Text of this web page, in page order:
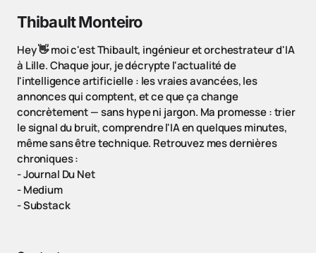
Thibault Monteiro
Hey 👋 moi c'est Thibault, ingénieur et orchestrateur d'IA
à Lille. Chaque jour, je décrypte l'actualité de
l'intelligence artificielle : les vraies avancées, les
annonces qui comptent, et ce que ça change
concrètement — sans hype ni jargon. Ma promesse : trier
le signal du bruit, comprendre l'IA en quelques minutes,
même sans être technique. Retrouvez mes dernières
chroniques :
-Journal Du Net
-Medium
-Substack